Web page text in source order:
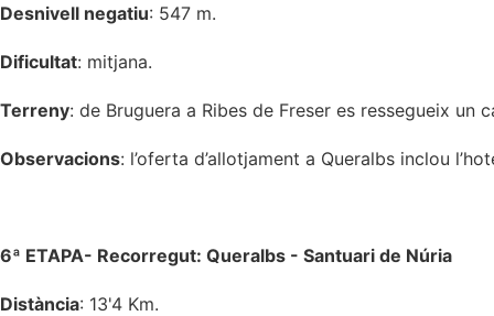
Desnivell negatiu: 547 m.
Dificultat: mitjana.
Terreny: de Bruguera a Ribes de Freser es ressegueix un
Observacions: l’oferta d’allotjament a Queralbs inclou
6ª ETAPA- Recorregut: Queralbs - Santuari de Núria
Distància: 13'4 Km.